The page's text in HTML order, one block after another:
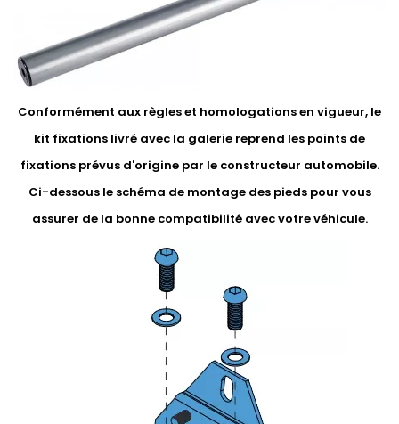
Conformément aux règles et homologations en vigueur, le
kit fixations livré avec la galerie reprend les points de
fixations prévus d'origine par le constructeur automobile.
Ci-dessous le schéma de montage des pieds pour vous
assurer de la bonne compatibilité avec votre véhicule.